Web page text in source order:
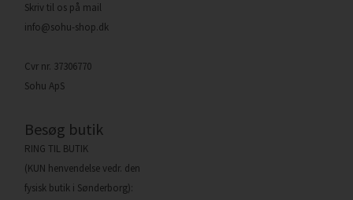
Skriv til os på mail
info@sohu-shop.dk
Cvr nr. 37306770
Sohu ApS
Besøg butik
RING TIL BUTIK
(KUN henvendelse vedr. den
fysisk butik i Sønderborg):